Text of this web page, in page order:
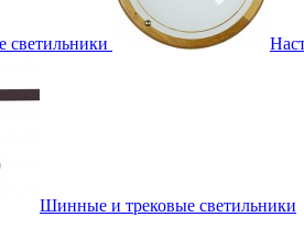
светильники
Шинные и трековые светильники